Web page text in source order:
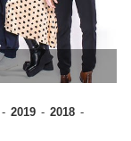
2019
2018